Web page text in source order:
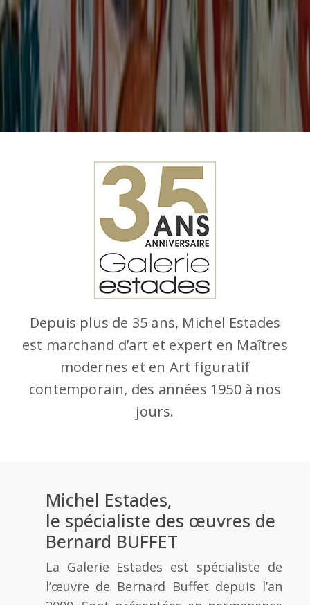
Depuis plus de 35 ans, Michel Estades
est marchand d’art et expert en Maîtres
modernes et en Art figuratif
contemporain, des années 1950 à nos
jours.
Michel Estades,
le spécialiste des œuvres de
Bernard BUFFET
La Galerie Estades est spécialiste de
l’œuvre de Bernard Buffet depuis l’an